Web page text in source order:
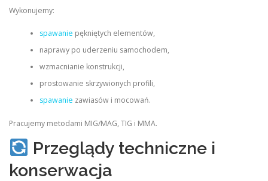
Wykonujemy:
spawanie pękniętych elementów,
naprawy po uderzeniu samochodem,
wzmacnianie konstrukcji,
prostowanie skrzywionych profili,
spawanie zawiasów i mocowań.
Pracujemy metodami MIG/MAG, TIG i MMA.
Przeglądy techniczne i
konserwacja